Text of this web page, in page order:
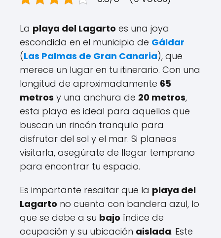
La playa del Lagarto es una joya
escondida en el municipio de Gáldar
(Las Palmas de Gran Canaria), que
merece un lugar en tu itinerario. Con una
longitud de aproximadamente 65
metros y una anchura de 20 metros,
esta playa es ideal para aquellos que
buscan un rincón tranquilo para
disfrutar del sol y el mar. Si planeas
visitarla, asegúrate de llegar temprano
para encontrar tu espacio.
Es importante resaltar que la playa del
Lagarto no cuenta con bandera azul, lo
que se debe a su bajo índice de
ocupación y su ubicación aislada. Este